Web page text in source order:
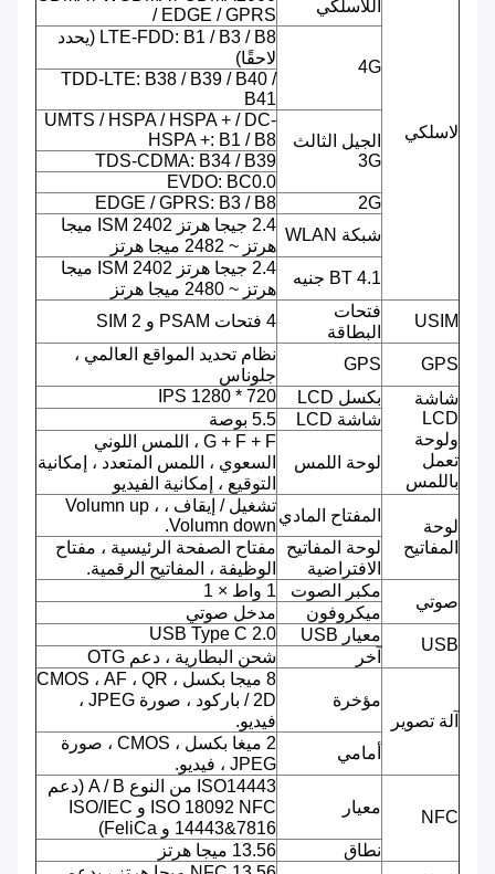
لاسلكي
اللاسلكي
/ EDGE / GPRS
4G
LTE-FDD: B1 / B3 / B8 (يحدد
لاحقًا)
TDD-LTE: B38 / B39 / B40 /
B41
الجيل الثالث
3G
UMTS / HSPA / HSPA + / DC-
HSPA +: B1 / B8
TDS-CDMA: B34 / B39
EVDO: BC0.0
2G
EDGE / GPRS: B3 / B8
شبكة WLAN
2.4 جيجا هرتز ISM 2402 ميجا
هرتز ~ 2482 ميجا هرتز
BT 4.1 جنيه
2.4 جيجا هرتز ISM 2402 ميجا
هرتز ~ 2480 ميجا هرتز
USIM
فتحات
البطاقة
4 فتحات PSAM و 2 SIM
GPS
GPS
نظام تحديد المواقع العالمي ،
جلوناس
شاشة
LCD
ولوحة
تعمل
باللمس
بكسل LCD
720 * 1280 IPS
شاشة LCD
5.5 بوصة
لوحة اللمس
G + F + F ، اللمس اللوني
السعوي ، اللمس المتعدد ، إمكانية
التوقيع ، إمكانية الفيديو
لوحة
المفاتيح
المفتاح المادي
تشغيل / إيقاف ، Volumn up ،
Volumn down.
لوحة المفاتيح
الافتراضية
مفتاح الصفحة الرئيسية ، مفتاح
الوظيفة ، المفاتيح الرقمية.
صوتي
مكبر الصوت
1 واط × 1
ميكروفون
مدخل صوتي
USB
معيار USB
USB Type C 2.0
آخر
شحن البطارية ، دعم OTG
آلة تصوير
مؤخرة
8 ميجا بكسل ، CMOS ، AF ، QR
/ 2D باركود ، صورة JPEG ،
فيديو.
أمامي
2 ميغا بكسل ، CMOS ، صورة
JPEG ، فيديو.
NFC
معيار
ISO14443 من النوع A / B (دعم
ISO 18092 NFC و ISO/IEC
14443&7816 و FeliCa)
نطاق
13.56 ميجا هرتز